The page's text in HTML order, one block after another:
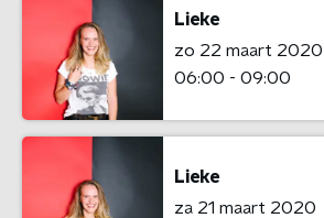
Lieke
zo 22 maart 2020
06:00 - 09:00
Lieke
za 21 maart 2020